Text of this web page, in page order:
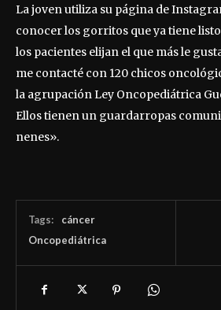
La joven utiliza su página de
conocer los gorritos que ya tiene
los pacientes elijan el que más le
me contacté con 120 chicos
la agrupación Ley Oncopediátrica
Ellos tienen un guardarropas
nenes».
Tags:
cáncer
Oncopediátrica